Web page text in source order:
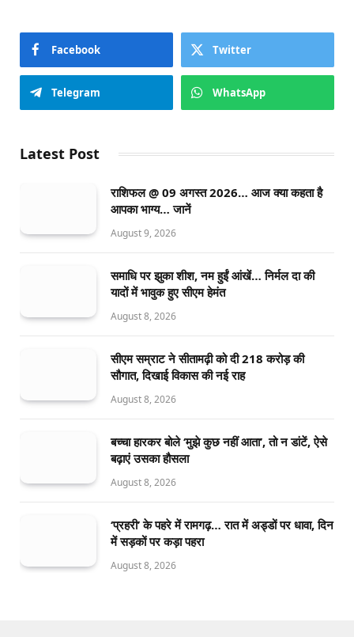
Facebook Twitter
Telegram WhatsApp
Latest Post
राशिफल @ 09 अगस्त 2026… आज क्या कहता है
आपका भाग्य… जानें
August 9, 2026
समाधि पर झुका शीश, नम हुईं आंखें… निर्मल दा की
यादों में भावुक हुए सीएम हेमंत
August 8, 2026
सीएम सम्राट ने सीतामढ़ी को दी 218 करोड़ की
सौगात, दिखाई विकास की नई राह
August 8, 2026
बच्चा हारकर बोले ‘मुझे कुछ नहीं आता’, तो न डांटें, ऐसे
बढ़ाएं उसका हौसला
August 8, 2026
‘प्रहरी’ के पहरे में रामगढ़… रात में अड्डों पर धावा, दिन
में सड़कों पर कड़ा पहरा
August 8, 2026